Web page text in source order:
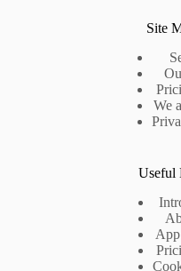
Site
We
Useful
App